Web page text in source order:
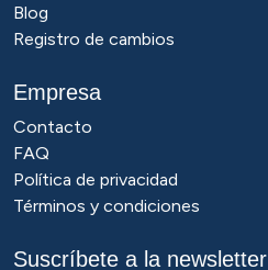
Blog
Registro de cambios
Empresa
Contacto
FAQ
Política de privacidad
Términos y condiciones
Suscríbete a la newsletter